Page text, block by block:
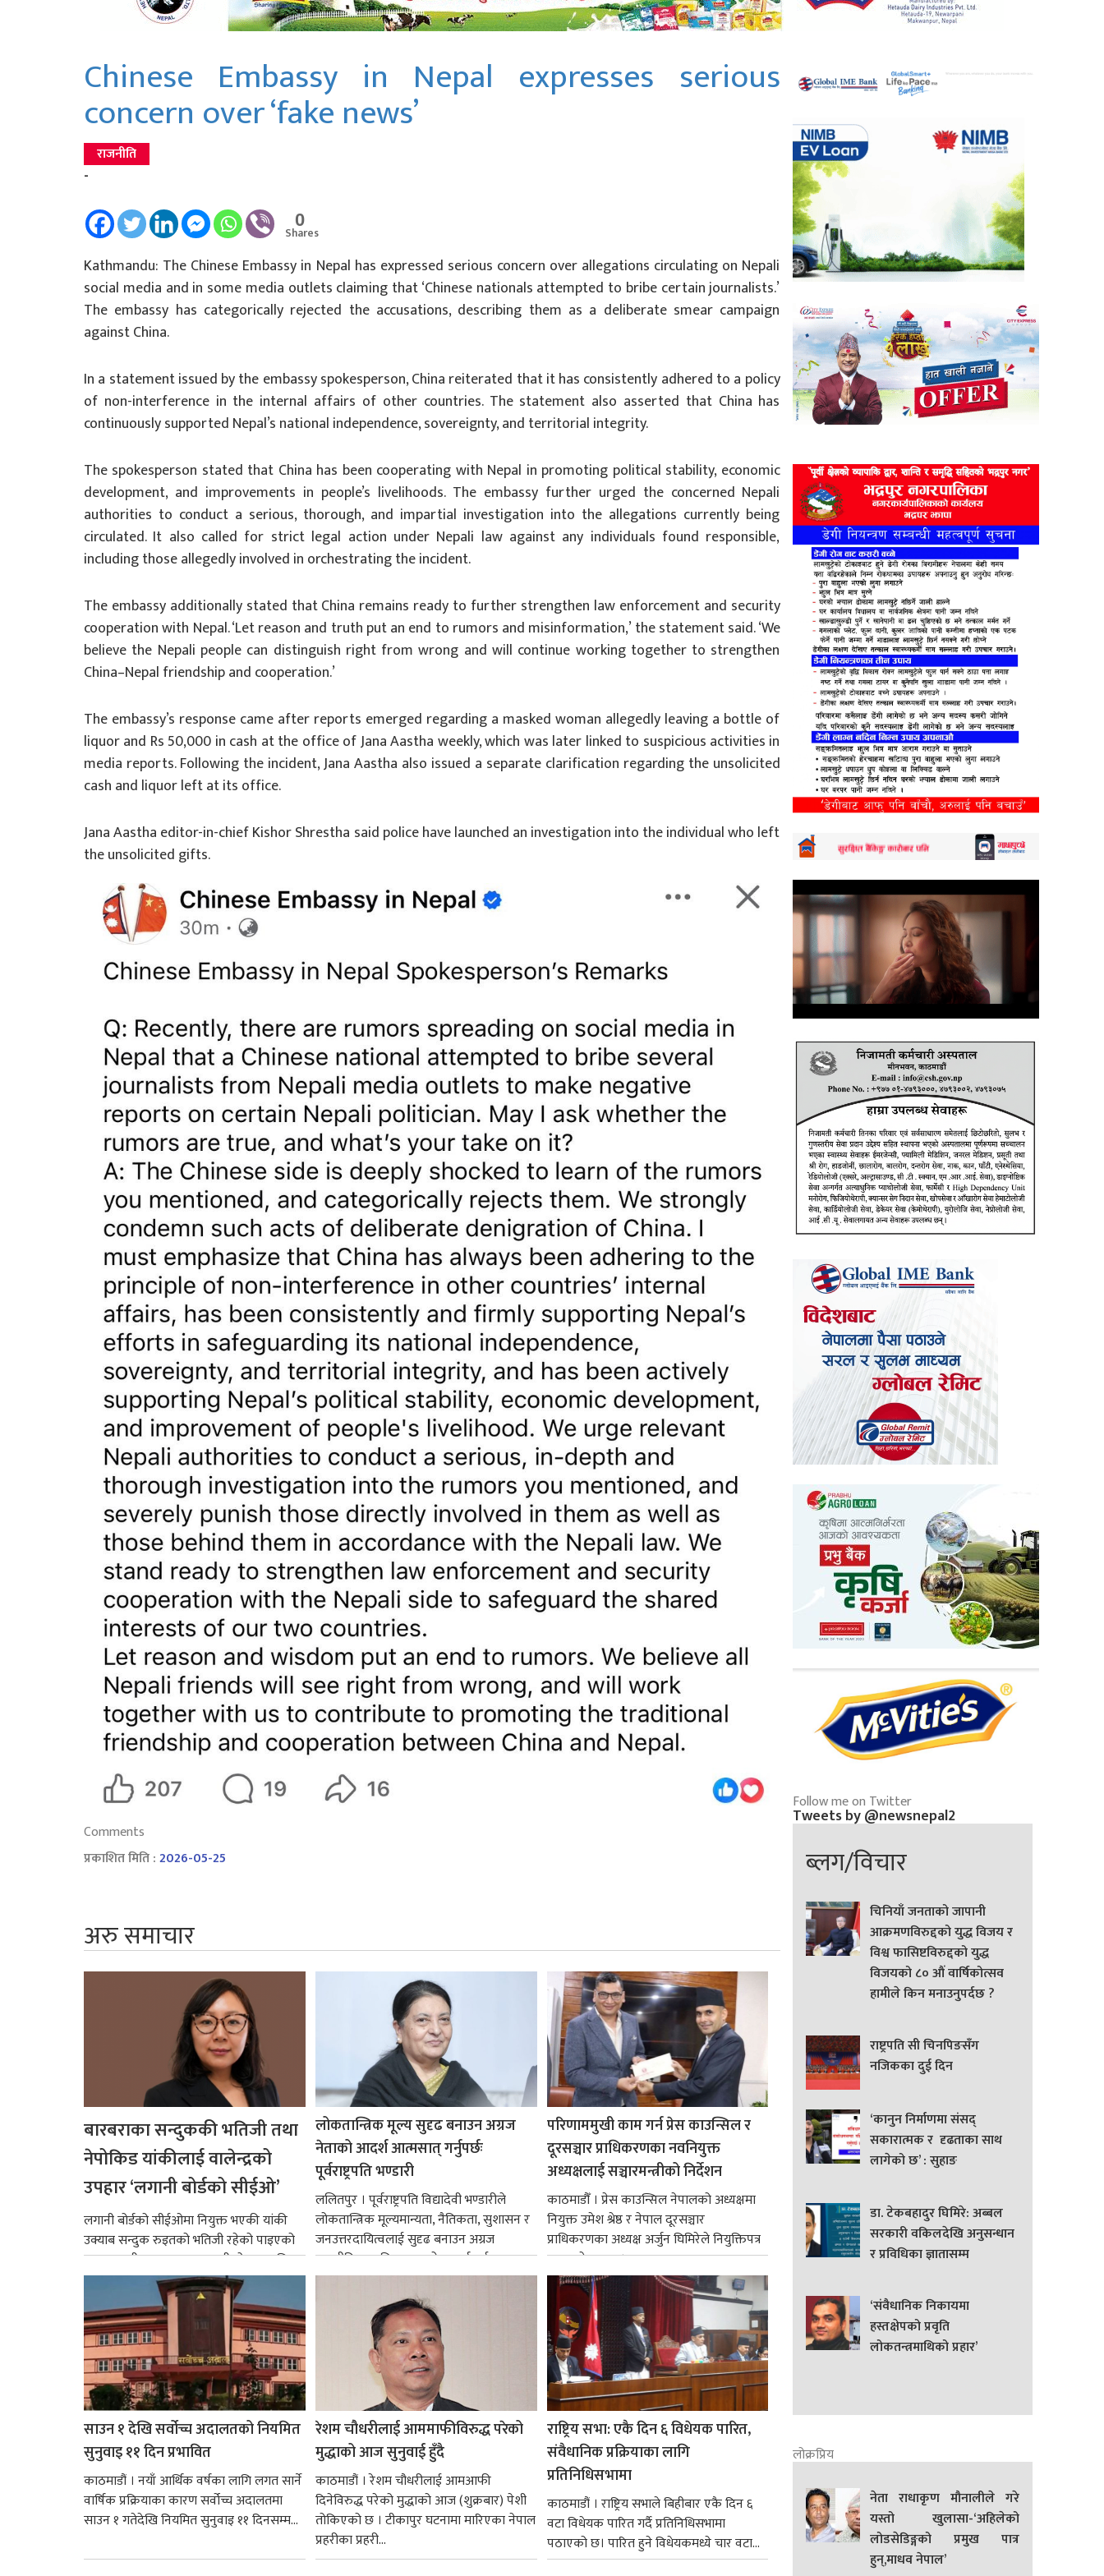
Chinese Embassy in Nepal expresses serious
concern over ‘fake news’
राजनीति
-
0
Shares
Kathmandu: The Chinese Embassy in Nepal has expressed serious concern over allegations circulating on Nepali
social media and in some media outlets claiming that ‘Chinese nationals attempted to bribe certain journalists.’
The embassy has categorically rejected the accusations, describing them as a deliberate smear campaign
against China.
In a statement issued by the embassy spokesperson, China reiterated that it has consistently adhered to a policy
of non-interference in the internal affairs of other countries. The statement also asserted that China has
continuously supported Nepal’s national independence, sovereignty, and territorial integrity.
The spokesperson stated that China has been cooperating with Nepal in promoting political stability, economic
development, and improvements in people’s livelihoods. The embassy further urged the concerned Nepali
authorities to conduct a serious, thorough, and impartial investigation into the allegations currently being
circulated. It also called for strict legal action under Nepali law against any individuals found responsible,
including those allegedly involved in orchestrating the incident.
The embassy additionally stated that China remains ready to further strengthen law enforcement and security
cooperation with Nepal. ‘Let reason and truth put an end to rumors and misinformation,’ the statement said. ‘We
believe the Nepali people can distinguish right from wrong and will continue working together to strengthen
China–Nepal friendship and cooperation.’
The embassy’s response came after reports emerged regarding a masked woman allegedly leaving a bottle of
liquor and Rs 50,000 in cash at the office of Jana Aastha weekly, which was later linked to suspicious activities in
media reports. Following the incident, Jana Aastha also issued a separate clarification regarding the unsolicited
cash and liquor left at its office.
Jana Aastha editor-in-chief Kishor Shrestha said police have launched an investigation into the individual who left
the unsolicited gifts.
Comments
प्रकाशित मिति :2026-05-25
अरु समाचार
बारबराका सन्दुककी भतिजी तथा
नेपोकिड यांकीलाई वालेन्द्रको
उपहार ‘लगानी बोर्डको सीईओ’
लगानी बोर्डको सीईओमा नियुक्त भएकी यांकी
उक्याब सन्दुक रुइतको भतिजी रहेको पाइएको
छ। तत्कालीन समयमा महाकालीको अञ्चलाधिश
नै बनेका जोन...
लोकतान्त्रिक मूल्य सुदृढ बनाउन अग्रज
नेताको आदर्श आत्मसात् गर्नुपर्छः
पूर्वराष्ट्रपति भण्डारी
ललितपुर । पूर्वराष्ट्रपति विद्यादेवी भण्डारीले
लोकतान्त्रिक मूल्यमान्यता, नैतिकता, सुशासन र
जनउत्तरदायित्वलाई सुदृढ बनाउन अग्रज
राजनीतिक व्यक्तित्वहरूको आदर्शलाई आत्मसात्
गर्न आवश्यक...
परिणाममुखी काम गर्न प्रेस काउन्सिल र
दूरसञ्चार प्राधिकरणका नवनियुक्त
अध्यक्षलाई सञ्चारमन्त्रीको निर्देशन
काठमाडौँ । प्रेस काउन्सिल नेपालको अध्यक्षमा
नियुक्त उमेश श्रेष्ठ र नेपाल दूरसञ्चार
प्राधिकरणका अध्यक्ष अर्जुन घिमिरेले नियुक्तिपत्र
ग्रहण गरेका छन्।...
साउन १ देखि सर्वोच्च अदालतको नियमित
सुनुवाइ ११ दिन प्रभावित
काठमाडौं । नयाँ आर्थिक वर्षका लागि लगत सार्ने
वार्षिक प्रक्रियाका कारण सर्वोच्च अदालतमा
साउन १ गतेदेखि नियमित सुनुवाइ ११ दिनसम्म...
रेशम चौधरीलाई आममाफीविरुद्ध परेको
मुद्धाको आज सुनुवाई हुँदै
काठमाडौं । रेशम चौधरीलाई आमआफी
दिनेविरुद्ध परेको मुद्धाको आज (शुक्रबार) पेशी
तोकिएको छ । टीकापुर घटनामा मारिएका नेपाल
प्रहरीका प्रहरी...
राष्ट्रिय सभा: एकै दिन ६ विधेयक पारित,
संवैधानिक प्रक्रियाका लागि
प्रतिनिधिसभामा
काठमाडौं । राष्ट्रिय सभाले बिहीबार एकै दिन ६
वटा विधेयक पारित गर्दै प्रतिनिधिसभामा
पठाएको छ। पारित हुने विधेयकमध्ये चार वटा...
Follow me on Twitter
Tweets by @newsnepal2
ब्लग/विचार
चिनियाँ जनताको जापानी
आक्रमणविरुद्दको युद्ध विजय र
विश्व फासिष्टविरुद्दको युद्ध
विजयको ८० औं वार्षिकोत्सव
हामीले किन मनाउनुपर्दछ ?
राष्ट्रपति सी चिनपिङसँग
नजिकका दुई दिन
‘कानुन निर्माणमा संसद्
सकारात्मक र दृढताका साथ
लागेको छ’ : सुहाङ
डा. टेकबहादुर घिमिरे: अब्बल
सरकारी वकिलदेखि अनुसन्धान
र प्रविधिका ज्ञातासम्म
‘संवैधानिक निकायमा
हस्तक्षेपको प्रवृति
लोकतन्त्रमाथिको प्रहार’
लोक्रप्रिय
नेता राधाकृण मौनालीले गरे
यस्तो खुलासा-‘अहिलेको
लोडसेडिङ्गको प्रमुख पात्र
हुन्,माधव नेपाल’